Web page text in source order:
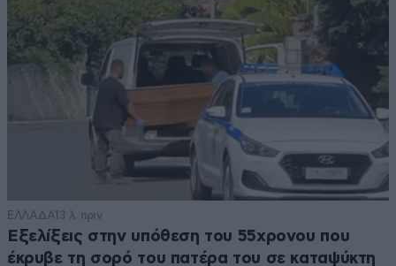
ΕΛΛΑΔΑ13 λ. πριν
Εξελίξεις στην υπόθεση του 55χρονου που
έκρυβε τη σορό του πατέρα του σε καταψύκτη